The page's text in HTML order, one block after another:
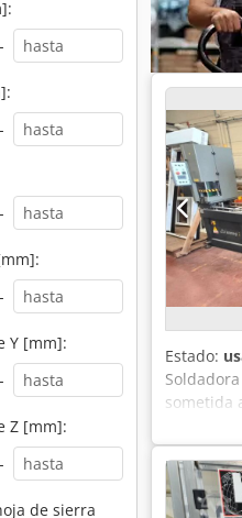
-
-
-
-
Y [mm]:
-
Z [mm]:
-
de sierra
Estado:
sometida
Emmegi
PVC,
manual.